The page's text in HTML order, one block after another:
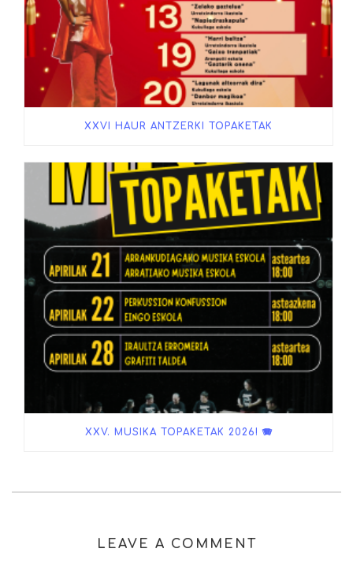
XXVI HAUR ANTZERKI TOPAKETAK
XXV. MUSIKA TOPAKETAK 2026! 🪗
LEAVE A COMMENT